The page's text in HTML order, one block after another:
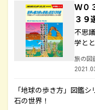
Ｗ０
３９
不思
学と
旅の図
「地球の歩き方」図鑑
石の世界！